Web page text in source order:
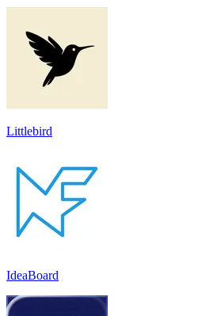
Littlebird
IdeaBoard